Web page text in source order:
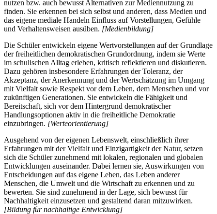
nutzen bzw. auch bewusst Alternativen zur Mediennutzung zu
finden. Sie erkennen bei sich selbst und anderen, dass Medien und
das eigene mediale Handeln Einfluss auf Vorstellungen, Gefühle
und Verhaltensweisen ausüben. [Medienbildung]
Die Schüler entwickeln eigene Wertvorstellungen auf der Grundlage
der freiheitlichen demokratischen Grundordnung, indem sie Werte
im schulischen Alltag erleben, kritisch reflektieren und diskutieren.
Dazu gehören insbesondere Erfahrungen der Toleranz, der
Akzeptanz, der Anerkennung und der Wertschätzung im Umgang
mit Vielfalt sowie Respekt vor dem Leben, dem Menschen und vor
zukünftigen Generationen. Sie entwickeln die Fähigkeit und
Bereitschaft, sich vor dem Hintergrund demokratischer
Handlungsoptionen aktiv in die freiheitliche Demokratie
einzubringen. [Werteorientierung]
Ausgehend von der eigenen Lebenswelt, einschließlich ihrer
Erfahrungen mit der Vielfalt und Einzigartigkeit der Natur, setzen
sich die Schüler zunehmend mit lokalen, regionalen und globalen
Entwicklungen auseinander. Dabei lernen sie, Auswirkungen von
Entscheidungen auf das eigene Leben, das Leben anderer
Menschen, die Umwelt und die Wirtschaft zu erkennen und zu
bewerten. Sie sind zunehmend in der Lage, sich bewusst für
Nachhaltigkeit einzusetzen und gestaltend daran mitzuwirken.
[Bildung für nachhaltige Entwicklung]